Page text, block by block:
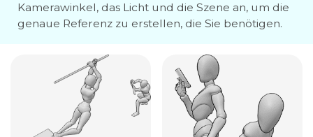
Kamerawinkel, das Licht und die Szene an, um die
genaue Referenz zu erstellen, die Sie benötigen.